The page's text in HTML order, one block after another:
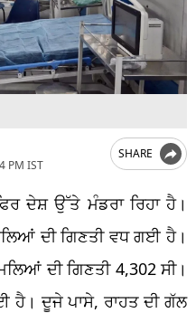
PM IST
SHARE
ਦੇਸ਼ ਉੱਤੇ ਮੰਡਰਾ ਰਿਹਾ ਹੈ।
ਦੀ ਗਿਣਤੀ ਵਧ ਗਈ ਹੈ।
ਦੀ ਗਿਣਤੀ 4,302 ਸੀ।
ਹੈ। ਦੂਜੇ ਪਾਸੇ, ਰਾਹਤ ਦੀ ਗੱਲ